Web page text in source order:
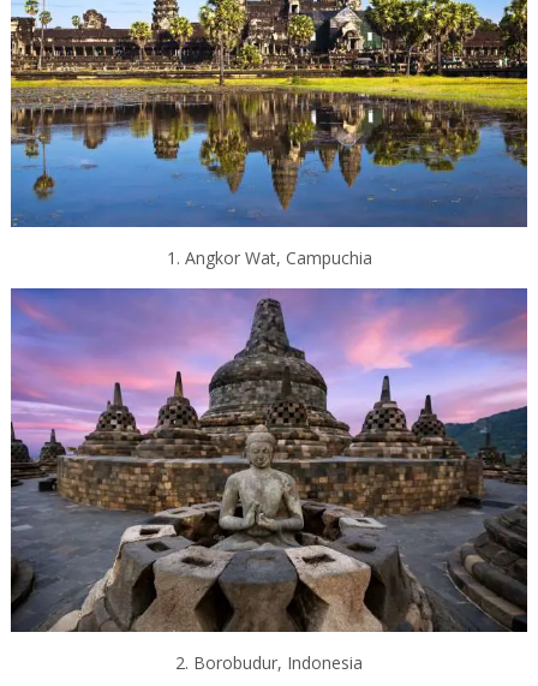
1. Angkor Wat, Campuchia
2. Borobudur, Indonesia